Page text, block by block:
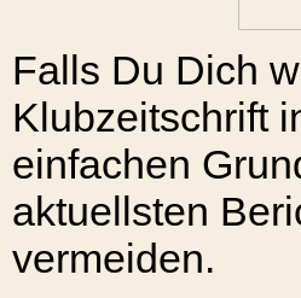
Falls Du Dich
Klubzeitschrift
einfachen
aktuellsten
vermeiden.